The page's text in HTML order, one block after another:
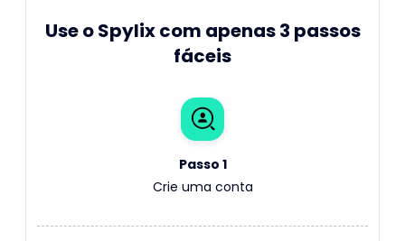
Use o Spylix com apenas 3 passos
fáceis
Passo 1
Crie uma conta